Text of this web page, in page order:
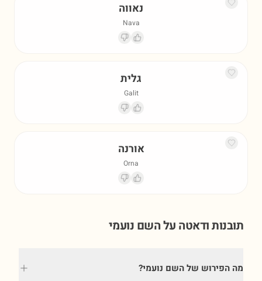
נאווה
Nava
גלית
Galit
אורנה
Orna
תובנות ודאטה על השם נועמי
מה הפירוש של השם נועמי?